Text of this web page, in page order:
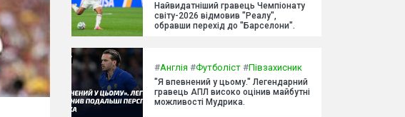
Найвидатніший гравець Чемпіонату
світу-2026 відмовив "Реалу",
обравши перехід до "Барселони".
#Англія #Футболіст #Півзахисник
"Я впевнений у цьому." Легендарний
гравець АПЛ високо оцінив майбутні
можливості Мудрика.